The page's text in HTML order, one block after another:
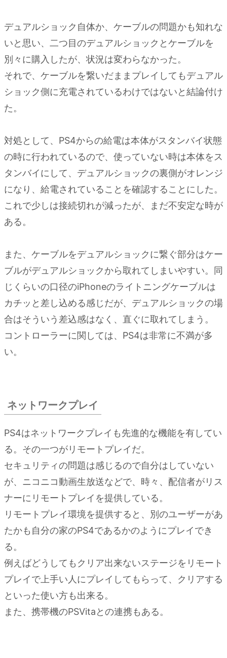
デュアルショック自体か、ケーブルの問題かも知れな
いと思い、二つ目のデュアルショックとケーブルを
別々に購入したが、状況は変わらなかった。
それで、ケーブルを繋いだままプレイしてもデュアル
ショック側に充電されているわけではないと結論付け
た。
対処として、PS4からの給電は本体がスタンバイ状態
の時に行われているので、使っていない時は本体をス
タンバイにして、デュアルショックの裏側がオレンジ
になり、給電されていることを確認することにした。
これで少しは接続切れが減ったが、まだ不安定な時が
ある。
また、ケーブルをデュアルショックに繋ぐ部分はケー
ブルがデュアルショックから取れてしまいやすい。同
じくらいの口径のiPhoneのライトニングケーブルは
カチッと差し込める感じだが、デュアルショックの場
合はそういう差込感はなく、直ぐに取れてしまう。
コントローラーに関しては、PS4は非常に不満が多
い。
ネットワークプレイ
PS4はネットワークプレイも先進的な機能を有してい
る。その一つがリモートプレイだ。
セキュリティの問題は感じるので自分はしていない
が、ニコニコ動画生放送などで、時々、配信者がリス
ナーにリモートプレイを提供している。
リモートプレイ環境を提供すると、別のユーザーがあ
たかも自分の家のPS4であるかのようにプレイでき
る。
例えばどうしてもクリア出来ないステージをリモート
プレイで上手い人にプレイしてもらって、クリアする
といった使い方も出来る。
また、携帯機のPSVitaとの連携もある。